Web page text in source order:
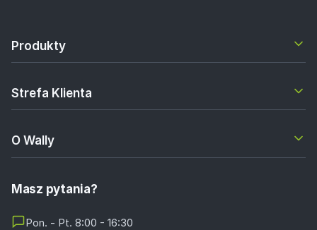
Produkty
Strefa Klienta
O Wally
Masz pytania?
Pon. - Pt. 8:00 - 16:30